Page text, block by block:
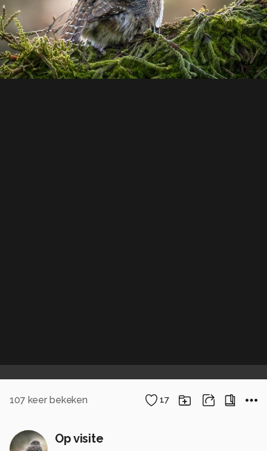
107 keer bekeken 17
Op visite